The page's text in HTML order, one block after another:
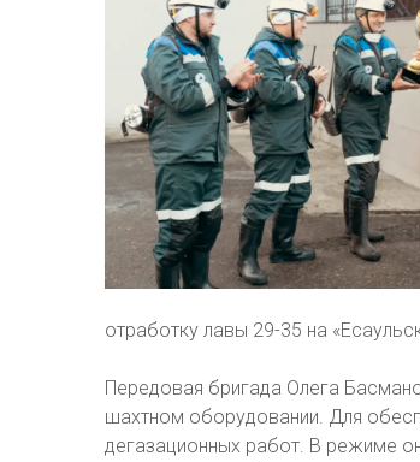
отработку лавы 29-35 на
Передовая бригада Олега
шахтном оборудовании. Для
дегазационных работ. В режиме